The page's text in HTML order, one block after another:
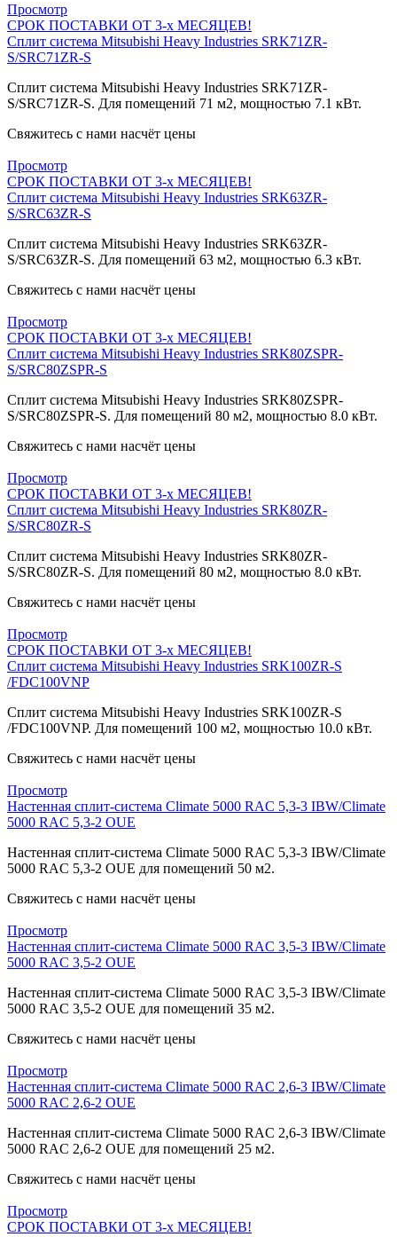
Просмотр
СРОК ПОСТАВКИ ОТ 3-х МЕСЯЦЕВ!
Сплит система Mitsubishi Heavy Industries SRK71ZR-
S/SRC71ZR-S
Сплит система Mitsubishi Heavy Industries SRK71ZR-
S/SRC71ZR-S. Для помещений 71 м2, мощностью 7.1 кВт.
Свяжитесь с нами насчёт цены
Просмотр
СРОК ПОСТАВКИ ОТ 3-х МЕСЯЦЕВ!
Сплит система Mitsubishi Heavy Industries SRK63ZR-
S/SRC63ZR-S
Сплит система Mitsubishi Heavy Industries SRK63ZR-
S/SRC63ZR-S. Для помещений 63 м2, мощностью 6.3 кВт.
Свяжитесь с нами насчёт цены
Просмотр
СРОК ПОСТАВКИ ОТ 3-х МЕСЯЦЕВ!
Сплит система Mitsubishi Heavy Industries SRK80ZSPR-
S/SRC80ZSPR-S
Сплит система Mitsubishi Heavy Industries SRK80ZSPR-
S/SRC80ZSPR-S. Для помещений 80 м2, мощностью 8.0 кВт.
Свяжитесь с нами насчёт цены
Просмотр
СРОК ПОСТАВКИ ОТ 3-х МЕСЯЦЕВ!
Сплит система Mitsubishi Heavy Industries SRK80ZR-
S/SRC80ZR-S
Сплит система Mitsubishi Heavy Industries SRK80ZR-
S/SRC80ZR-S. Для помещений 80 м2, мощностью 8.0 кВт.
Свяжитесь с нами насчёт цены
Просмотр
СРОК ПОСТАВКИ ОТ 3-х МЕСЯЦЕВ!
Сплит система Mitsubishi Heavy Industries SRK100ZR-S
/FDC100VNP
Сплит система Mitsubishi Heavy Industries SRK100ZR-S
/FDC100VNP. Для помещений 100 м2, мощностью 10.0 кВт.
Свяжитесь с нами насчёт цены
Просмотр
Настенная сплит-система Climate 5000 RAC 5,3-3 IBW/Climate
5000 RAC 5,3-2 OUE
Настенная сплит-система Climate 5000 RAC 5,3-3 IBW/Climate
5000 RAC 5,3-2 OUE для помещений 50 м2.
Свяжитесь с нами насчёт цены
Просмотр
Настенная сплит-система Climate 5000 RAC 3,5-3 IBW/Climate
5000 RAC 3,5-2 OUE
Настенная сплит-система Climate 5000 RAC 3,5-3 IBW/Climate
5000 RAC 3,5-2 OUE для помещений 35 м2.
Свяжитесь с нами насчёт цены
Просмотр
Настенная сплит-система Climate 5000 RAC 2,6-3 IBW/Climate
5000 RAC 2,6-2 OUE
Настенная сплит-система Climate 5000 RAC 2,6-3 IBW/Climate
5000 RAC 2,6-2 OUE для помещений 25 м2.
Свяжитесь с нами насчёт цены
Просмотр
СРОК ПОСТАВКИ ОТ 3-х МЕСЯЦЕВ!